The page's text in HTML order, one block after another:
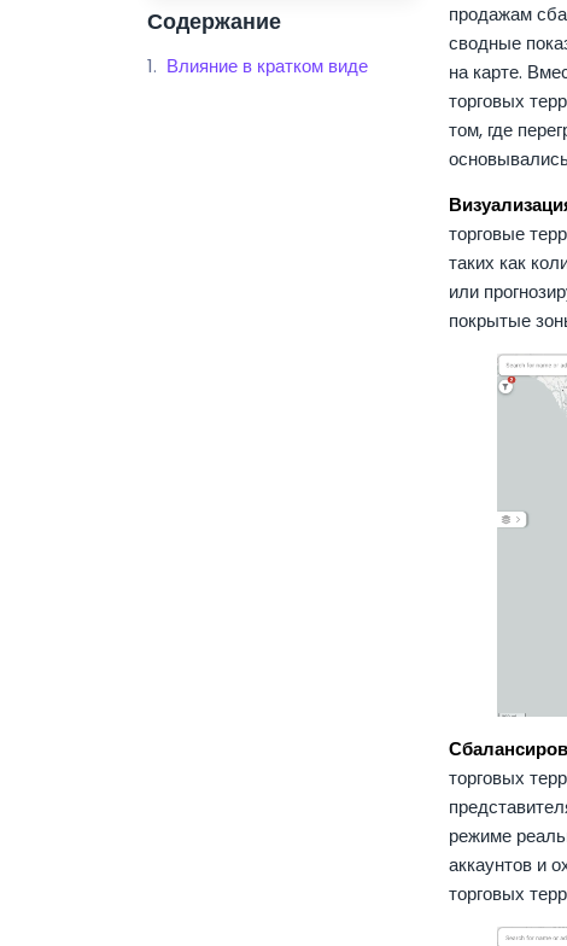
Содержание
Влияние в кратком виде
продажам
сводные
на карте.
торговых
том, где
торговые
таких как
или
покрытые
торговых
режиме
аккаунтов и
торговых